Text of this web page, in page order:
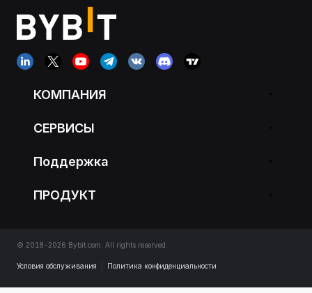
КОМПАНИЯ
СЕРВИСЫ
Поддержка
ПРОДУКТ
© 2018-2026 Bybit.com. All rights reserved.
Условия обслуживания Политика конфиденциальности